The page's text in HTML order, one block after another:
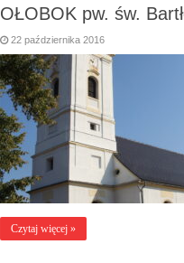
OŁOBOK pw. św.
22 października 2016
Czytaj więcej »